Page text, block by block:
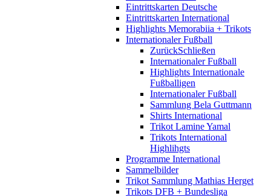
Eintrittskarten Deutsche
Eintrittskarten International
Highlights Memorabiia + Trikots
Internationaler Fußball
ZurückSchließen
Internationaler Fußball
Highlights Internationale
Fußballigen
Internationaler Fußball
Sammlung Bela Guttmann
Shirts International
Trikot Lamine Yamal
Trikots International
Highlihgts
Programme International
Sammelbilder
Trikot Sammlung Mathias Herget
Trikots DFB + Bundesliga